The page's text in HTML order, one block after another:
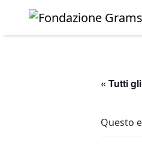
« Tutti
Questo